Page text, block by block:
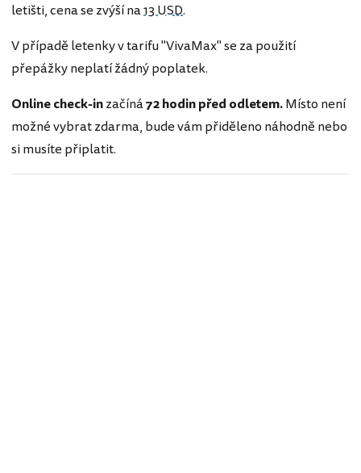
letišti, cena se zvýší na13 USD.
V případě letenky v tarifu "VivaMax" se za použití
přepážky neplatí žádný poplatek.
Online check-inzačíná72 hodin před odletem.Místo není
možné vybrat zdarma, bude vám přiděleno náhodně nebo
si musíte připlatit.